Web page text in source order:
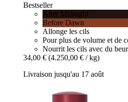
Bestseller
After Midnight
Before Dawn
Allonge les cils
Pour plus de volume et de
Nourrit les cils avec du
34,00 € (4.250,00 € / kg)
Livraison jusqu'au 17 août